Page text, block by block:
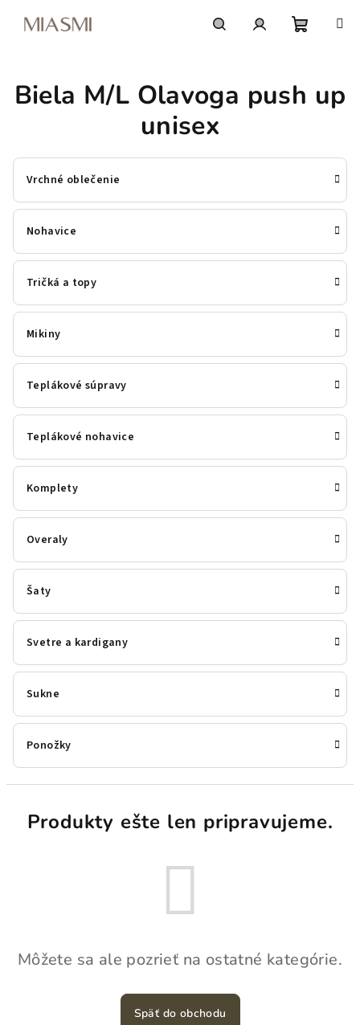
košík
Biela M/L Olavoga push up
unisex
Vrchné oblečenie
Nohavice
Tričká a topy
Mikiny
Teplákové súpravy
Teplákové nohavice
Komplety
Overaly
Šaty
Svetre a kardigany
Sukne
Ponožky
Produkty ešte len pripravujeme.
Môžete sa ale pozrieť na ostatné kategórie.
Späť do obchodu